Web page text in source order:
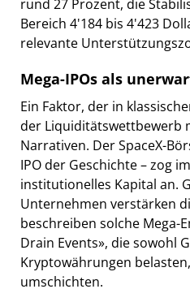
rund 27 Prozent, die
Bereich 4'184 bis 4'423
relevante
Mega-IPOs als
Ein Faktor, der in
der Liquiditätswettbewerb
Narrativen. Der SpaceX-
IPO der Geschichte – zog
institutionelles Kapital an.
Unternehmen verstärken
beschreiben solche Mega-
Drain Events», die sowohl
Kryptowährungen
umschichten.